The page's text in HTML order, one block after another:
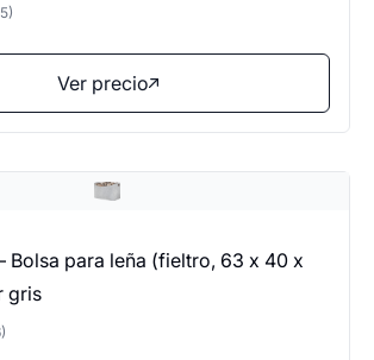
Ver precio
Bolsa para leña (fieltro, 63 x 40 x
gris